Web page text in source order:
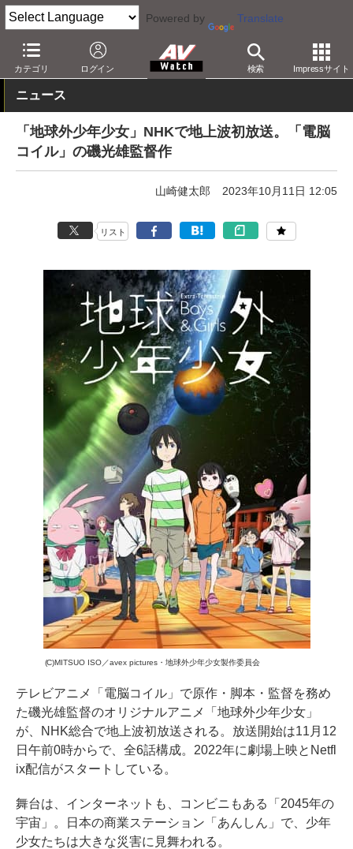
Powered by Translate
カテゴリ ログイン 検索 Impressサイト
AV Watch コンテンツ・サービス アニメ
ニュース
「地球外少年少女」NHKで地上波初放送。「電脳
コイル」の磯光雄監督作
山崎健太郎 2023年10月11日 12:05
リスト
(C)MITSUO ISO／avex pictures・地球外少年少女製作委員会
テレビアニメ「電脳コイル」で原作・脚本・監督を務め
た磯光雄監督のオリジナルアニメ「地球外少年少女」
が、NHK総合で地上波初放送される。放送開始は11月12
日午前0時からで、全6話構成。2022年に劇場上映とNetfl
ix配信がスタートしている。
舞台は、インターネットも、コンビニもある「2045年の
宇宙」。日本の商業ステーション「あんしん」で、少年
少女たちは大きな災害に見舞われる。